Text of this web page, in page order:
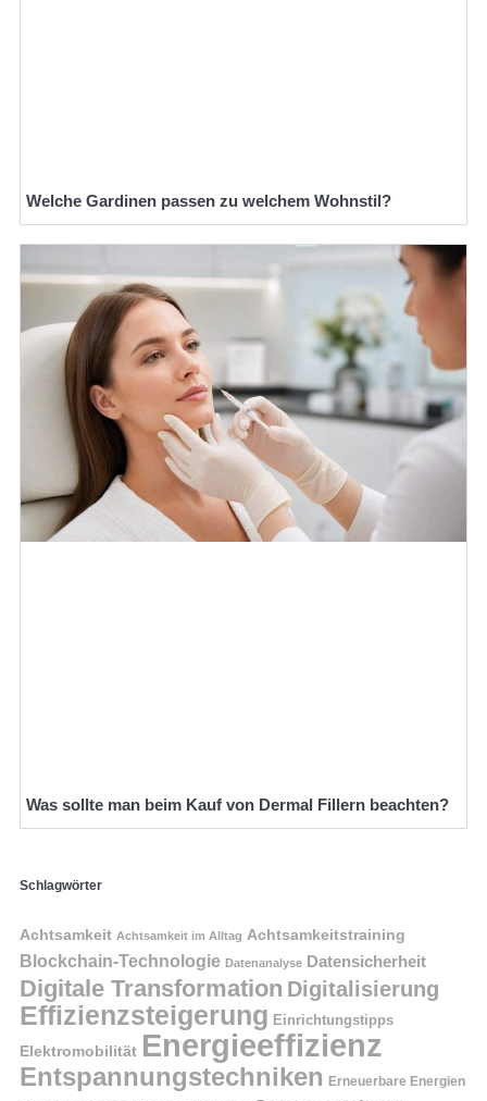
Welche Gardinen passen zu welchem Wohnstil?
Was sollte man beim Kauf von Dermal Fillern beachten?
Schlagwörter
Achtsamkeit Achtsamkeit im Alltag Achtsamkeitstraining
Blockchain-Technologie Datenanalyse Datensicherheit
Digitale Transformation Digitalisierung
Effizienzsteigerung Einrichtungstipps
Elektromobilität Energieeffizienz
Entspannungstechniken Erneuerbare Energien